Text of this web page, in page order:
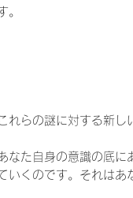
。
れらの謎に対する新し
なた自身の意識の底に
いくのです。それはあ